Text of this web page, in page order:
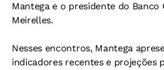
Mantega e o presidente do Banco
Meirelles.
Nesses encontros, Mantega
indicadores recentes e projeções